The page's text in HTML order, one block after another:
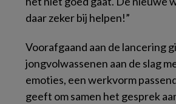
daar zeker bij helpen!”
Voorafgaand aan de lancering
jongvolwassenen aan de slag
emoties, een werkvorm
geeft om samen het gesprek